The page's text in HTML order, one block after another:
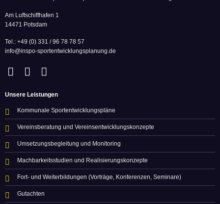
Am Luftschiffhafen 1
14471 Potsdam
Tel.: +49 (0) 331 / 96 78 78 57
info@inspo-sportentwicklungsplanung.de
Unsere Leistungen
Kommunale Sportentwicklungspläne
Vereinsberatung und Vereinsentwicklungskonzepte
Umsetzungsbegleitung und Monitoring
Machbarkeitsstudien und Realisierungskonzepte
Fort- und Weiterbildungen (Vorträge, Konferenzen, Seminare)
Gutachten